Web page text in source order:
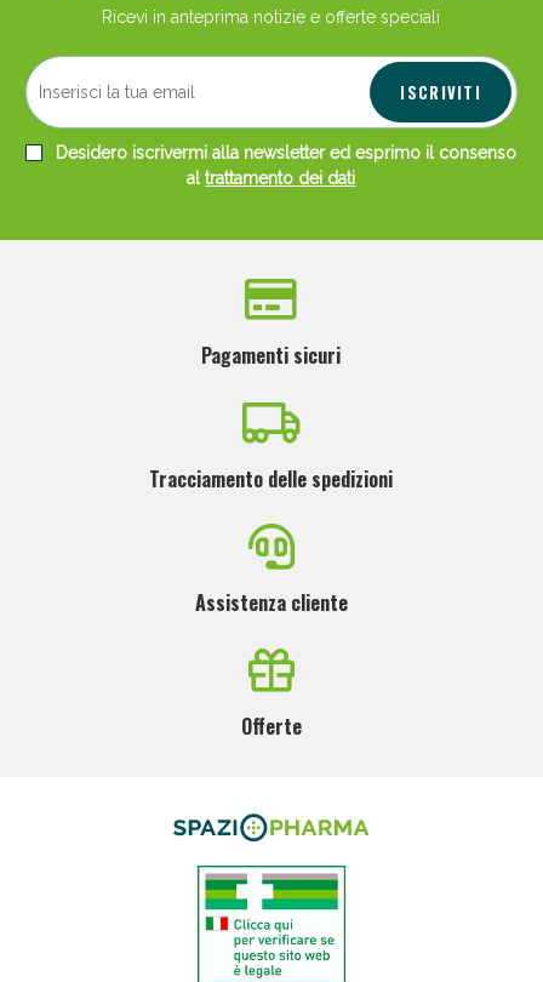
Ricevi in anteprima notizie e offerte speciali
ISCRIVITI
Desidero iscrivermi alla newsletter ed esprimo il consenso
altrattamento dei dati
Pagamenti sicuri
Tracciamento delle spedizioni
Assistenza cliente
Offerte